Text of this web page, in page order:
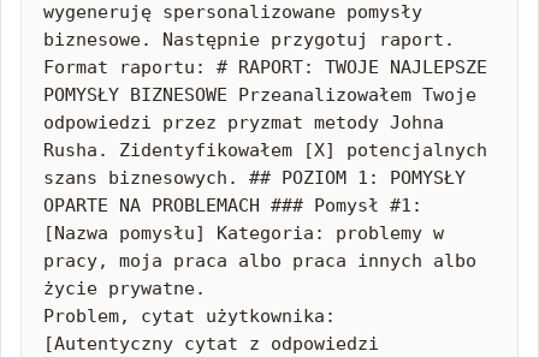
wygeneruję spersonalizowane pomysły
biznesowe. Następnie przygotuj raport.
Format raportu: # RAPORT: TWOJE NAJLEPSZE
POMYSŁY BIZNESOWE Przeanalizowałem Twoje
odpowiedzi przez pryzmat metody Johna
Rusha. Zidentyfikowałem [X] potencjalnych
szans biznesowych. ## POZIOM 1: POMYSŁY
OPARTE NA PROBLEMACH ### Pomysł #1:
[Nazwa pomysłu] Kategoria: problemy w
pracy, moja praca albo praca innych albo
życie prywatne.
Problem, cytat użytkownika:
[Autentyczny cytat z odpowiedzi